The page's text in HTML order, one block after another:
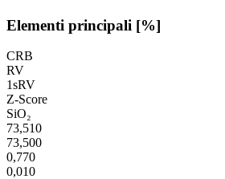
Elementi principali [%]
CRB
RV
1sRV
Z-Score
SiO₂
73,510
73,500
0,770
0,010